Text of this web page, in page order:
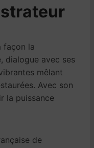
façon la
dialogue avec ses
mêlant
Avec son
la puissance
de